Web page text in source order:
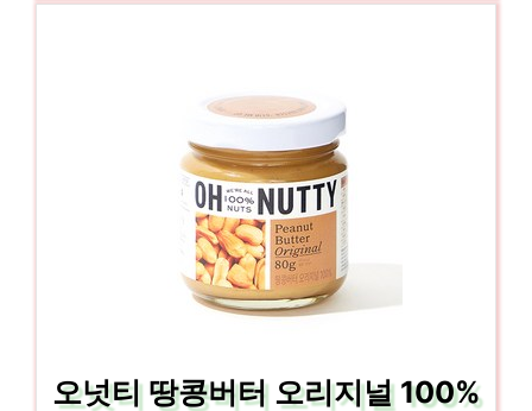
오넛티 땅콩버터 오리지널 100%